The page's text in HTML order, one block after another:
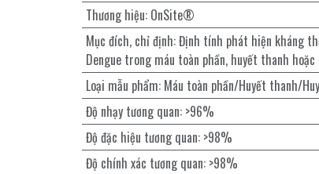
Thương hiệu: OnSite®
Mục đích, chỉ định:Định tính phát hiện kháng
Dengue trong máu toàn phần, huyết thanh
Loại mẫu phẩm: Máu toàn phần/Huyết thanh/
Độ nhạy tương quan: >96%
Độ đặc hiệu tương quan: >98%
Độ chính xác tương quan: >98%